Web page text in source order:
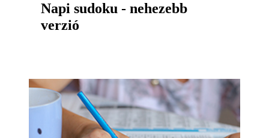
Napi sudoku - nehezebb
verzió